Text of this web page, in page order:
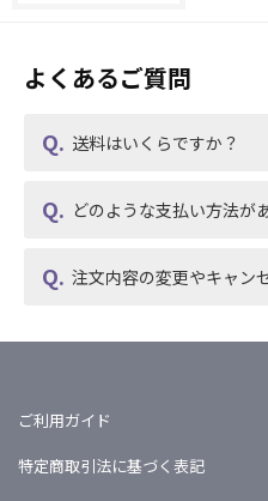
よくあるご質問
送料はいくらですか？
どのような支払い方法が
注文内容の変更やキャン
ご利用ガイド
特定商取引法に基づく表記